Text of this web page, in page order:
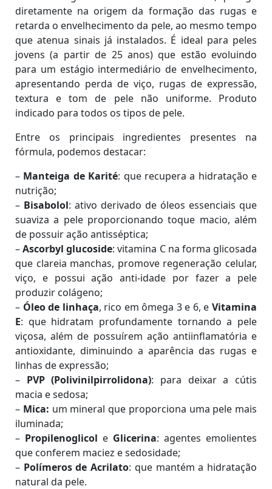
diretamente na origem da formação das rugas e
retarda o envelhecimento da pele, ao mesmo tempo
que atenua sinais já instalados. É ideal para peles
jovens (a partir de 25 anos) que estão evoluindo
para um estágio intermediário de envelhecimento,
apresentando perda de viço, rugas de expressão,
textura e tom de pele não uniforme. Produto
indicado para todos os tipos de pele.
Entre os principais ingredientes presentes na
fórmula, podemos destacar:
– Manteiga de Karité: que recupera a hidratação e
nutrição;
– Bisabolol: ativo derivado de óleos essenciais que
suaviza a pele proporcionando toque macio, além
de possuir ação antisséptica;
–Ascorbyl glucoside: vitamina C na forma glicosada
que clareia manchas, promove regeneração celular,
viço, e possui ação anti-idade por fazer a pele
produzir colágeno;
– Óleo de linhaça, rico em ômega 3 e 6, eVitamina
E: que hidratam profundamente tornando a pele
viçosa, além de possuírem ação antiinflamatória e
antioxidante, diminuindo a aparência das rugas e
linhas de expressão;
– PVP (Polivinilpirrolidona): para deixar a cútis
macia e sedosa;
– Mica: um mineral que proporciona uma pele mais
iluminada;
– Propilenoglicol e Glicerina: agentes emolientes
que conferem maciez e sedosidade;
– Polímeros de Acrilato: que mantém a hidratação
natural da pele.